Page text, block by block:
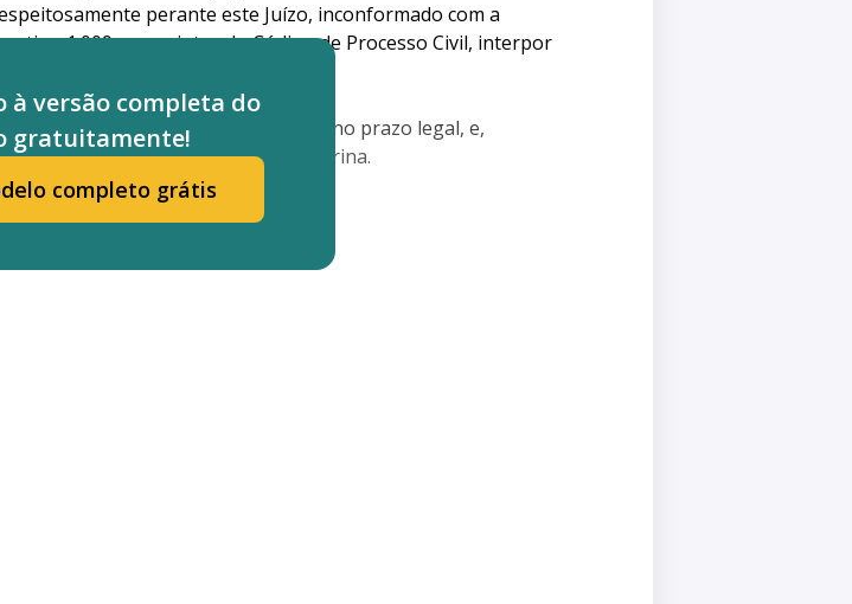
perante este Juízo, inconformado com a
1.009 e seguintes do Código de Processo Civil, interpor
oferecer suas contrarrazões no prazo legal, e,
Tribunal de Justiça de Santa Catarina.
à versão completa do
gratuitamente!
completo grátis